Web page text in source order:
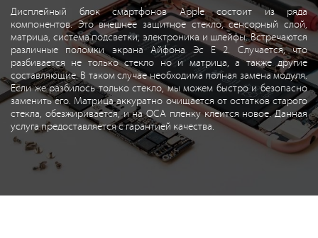
Дисплейный блок смартфонов Apple состоит из ряда
компонентов. Это внешнее защитное стекло, сенсорный слой,
матрица, система подсветки, электроника и шлейфы. Встречаются
различные поломки экрана Айфона Эс Е 2. Случается, что
разбивается не только стекло но и матрица, а также другие
составляющие. В таком случае необходима полная замена модуля.
Если же разбилось только стекло, мы можем быстро и безопасно
заменить его. Матрица аккуратно очищается от остатков старого
стекла, обезжиривается, и на OCA пленку клеится новое. Данная
услуга предоставляется с гарантией качества.